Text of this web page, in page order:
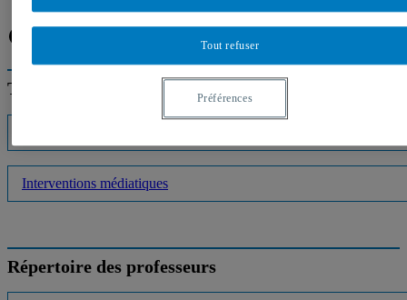
Facebook
Twitter
Flux RSS
Trouver un expert
Interventions médiatiques
Répertoire des professeurs
Tout refuser
Préférences